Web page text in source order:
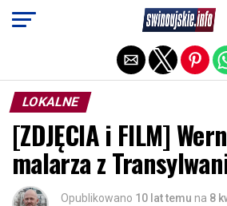
LOKALNE
[ZDJĘCIA i FILM]
malarza z
Opublikowano 10 lat temu na 8
Exit mobile